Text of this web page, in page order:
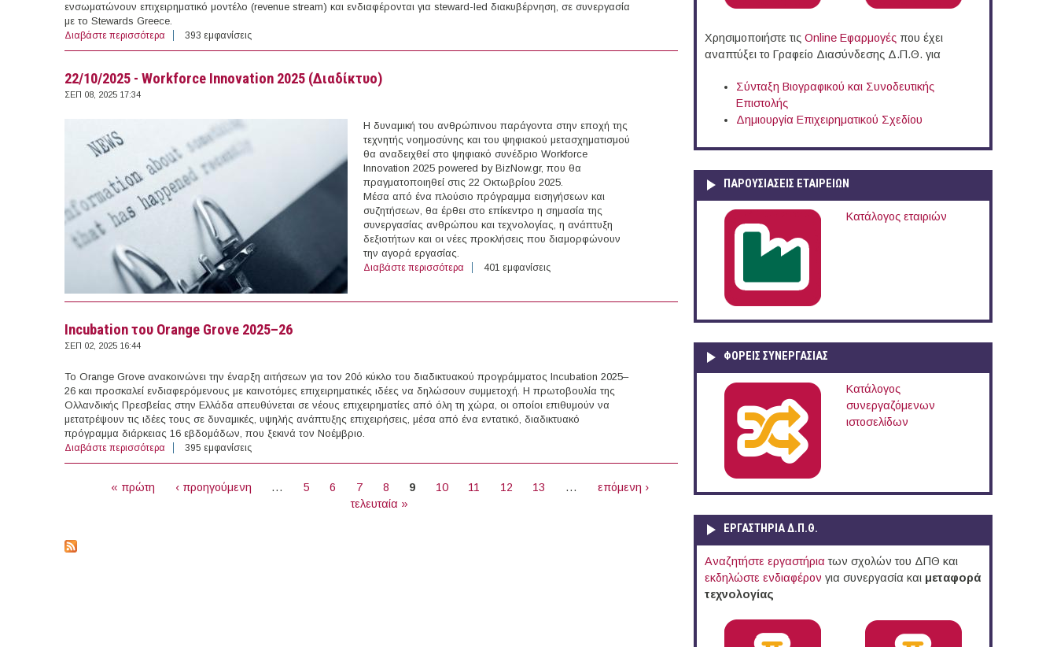
ενσωματώνουν επιχειρηματικό μοντέλο (revenue stream) και ενδιαφέρονται για steward-led διακυβέρνηση, σε συνεργασία
με το Stewards Greece.
Διαβάστε περισσότερα για Προγράμματα Ανάπτυξης Incubator & Accelerator του HIGGS
393 εμφανίσεις
22/10/2025 - Workforce Innovation 2025 (Διαδίκτυο)
ΣΕΠ 08, 2025 17:34
Η δυναμική του ανθρώπινου παράγοντα στην εποχή της
τεχνητής νοημοσύνης και του ψηφιακού μετασχηματισμού
θα αναδειχθεί στο ψηφιακό συνέδριο Workforce
Innovation 2025 powered by BizNow.gr, που θα
πραγματοποιηθεί στις 22 Οκτωβρίου 2025.
Μέσα από ένα πλούσιο πρόγραμμα εισηγήσεων και
συζητήσεων, θα έρθει στο επίκεντρο η σημασία της
συνεργασίας ανθρώπου και τεχνολογίας, η ανάπτυξη
δεξιοτήτων και οι νέες προκλήσεις που διαμορφώνουν
την αγορά εργασίας.
Διαβάστε περισσότερα για 22/10/2025 - Workforce Innovation 2025 (Διαδίκτυο)
401 εμφανίσεις
Incubation του Orange Grove 2025–26
ΣΕΠ 02, 2025 16:44
Το Orange Grove ανακοινώνει την έναρξη αιτήσεων για τον 20ό κύκλο του διαδικτυακού προγράμματος Incubation 2025–
26 και προσκαλεί ενδιαφερόμενους με καινοτόμες επιχειρηματικές ιδέες να δηλώσουν συμμετοχή. Η πρωτοβουλία της
Ολλανδικής Πρεσβείας στην Ελλάδα απευθύνεται σε νέους επιχειρηματίες από όλη τη χώρα, οι οποίοι επιθυμούν να
μετατρέψουν τις ιδέες τους σε δυναμικές, υψηλής ανάπτυξης επιχειρήσεις, μέσα από ένα εντατικό, διαδικτυακό
πρόγραμμα διάρκειας 16 εβδομάδων, που ξεκινά τον Νοέμβριο.
Διαβάστε περισσότερα για Incubation του Orange Grove 2025–26
395 εμφανίσεις
« πρώτη ‹ προηγούμενη … 5 6 7 8 9 10 11 12 13 …
επόμενη ›
τελευταία »
Χρησιμοποιήστε τις Online Eφαρμογές που έχει
αναπτύξει το Γραφείο Διασύνδεσης Δ.Π.Θ. για
Σύνταξη Βιογραφικού και Συνοδευτικής
Επιστολής
Δημιουργία Επιχειρηματικού Σχεδίου
ΠΑΡΟΥΣΙΆΣΕΙΣ ΕΤΑΙΡΕΙΏΝ
Κατάλογος εταιριών
ΦΟΡΕΙΣ ΣΥΝΕΡΓΑΣΙΑΣ
Κατάλογος
συνεργαζόμενων
ιστοσελίδων
ΕΡΓΑΣΤΗΡΙΑ Δ.Π.Θ.
Αναζητήστε εργαστήρια των σχολών του ΔΠΘ και
εκδηλώστε ενδιαφέρον για συνεργασία και μεταφορά
τεχνολογίας